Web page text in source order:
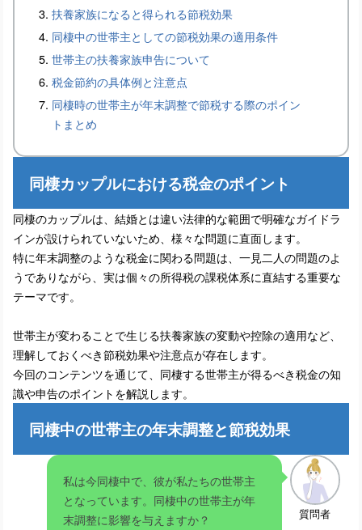
マンション防音室：カラオケ用防音室
の設置方法と費用について
タワーマンションでの防音室設置に関
防音室付きマンションを購入したい：
新築マンションで防音室を設置する条
件と注意点について解説
マンションに防音室を設置するために
必要な許可と注意点を解説
マンションリノベーションのための防
音室設置費用と設計方法
バイオリンの練習用に防音室をマンシ
ョンに設置するポイント
扶養家族になると得られる節税効果
同棲中の世帯主としての節税効果の適用条件
世帯主の扶養家族申告について
税金節約の具体例と注意点
同棲時の世帯主が年末調整で節税する際のポイン
トまとめ
同棲カップルにおける税金のポイント
同棲のカップルは、結婚とは違い法律的な範囲で明確なガイドラ
インが設けられていないため、様々な問題に直面します。
特に年末調整のような税金に関わる問題は、一見二人の問題のよ
うでありながら、実は個々の所得税の課税体系に直結する重要な
テーマです。
世帯主が変わることで生じる扶養家族の変動や控除の適用など、
理解しておくべき節税効果や注意点が存在します。
今回のコンテンツを通じて、同棲する世帯主が得るべき税金の知
識や申告のポイントを解説します。
同棲中の世帯主の年末調整と節税効果
私は今同棲中で、彼が私たちの世帯主
となっています。同棲中の世帯主が年
末調整に影響を与えますか？
質問者